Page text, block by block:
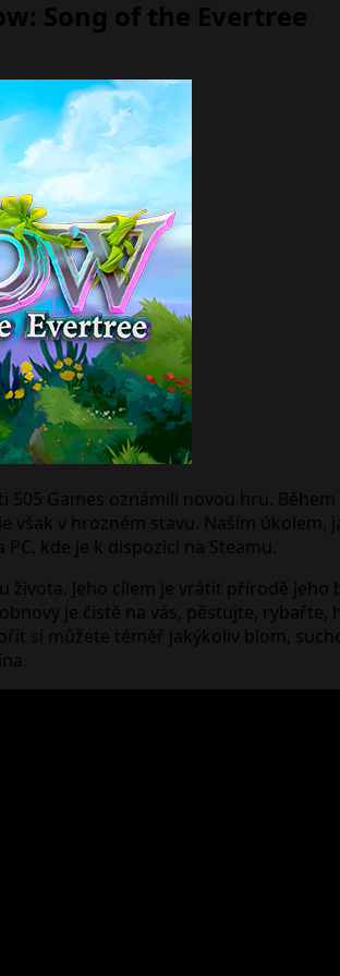
Song of the Evertree
505 Games oznámili novou hru.
však v hrozném stavu. Naším
kde je k dispozici na Steamu.
života. Jeho cílem je vrátit přírodě
je čistě na vás, pěstujte,
si můžete téměř jakýkoliv biom,